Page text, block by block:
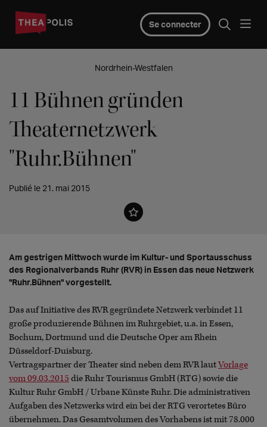
Se connecter
Nordrhein-Westfalen
11 Bühnen gründen
Theaternetzwerk
"Ruhr.Bühnen"
Publié le 21. mai 2015
Am gestrigen Mittwoch wurde im Kultur- und Sportausschuss
des Regionalverbands Ruhr (RVR) in Essen das neue Netzwerk
"Ruhr.Bühnen" vorgestellt.
Das auf Initiative des RVR gegründete Netzwerk verbindet 11
große produzierende Bühnen im Ruhrgebiet, u.a. in Essen,
Bochum, Dortmund und die Deutsche Oper am Rhein
Düsseldorf-Duisburg.
Vertragspartner der Theater sind neben dem RVR lautVorlage
vom 09.03.2015 die Ruhr Tourismus GmbH (RTG) sowie die
Kultur Ruhr GmbH / Urbane Künste Ruhr. Die administrativen
Aufgaben des Netzwerks wird ein bei der RTG verortetes Büro
übernehmen. Das Gesamtvolumen des Vorhabens ist mit 78.000